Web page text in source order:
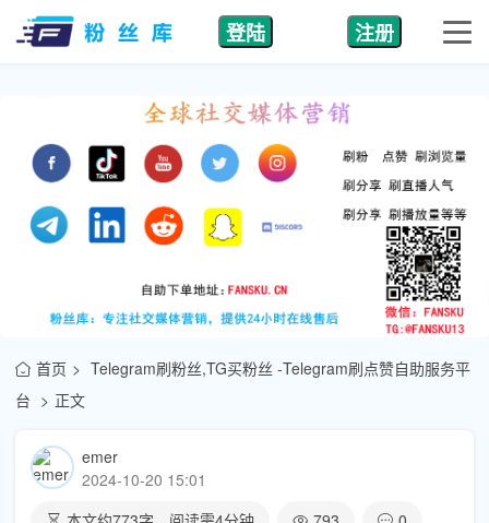
登陆 注册
首页
Telegram刷粉丝,TG买粉丝 -Telegram刷点赞自助服务平
台
正文
emer
2024-10-20 15:01